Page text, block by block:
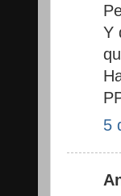
Y
5